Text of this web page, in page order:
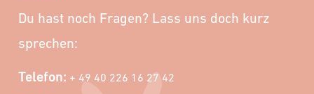
Du hast noch Fragen? Lass uns doch kurz
sprechen:
Telefon: + 49 40 226 16 27 42